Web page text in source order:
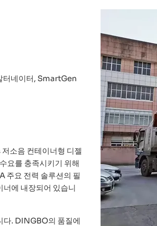
네이터, SmartGen
소음 컨테이너형 디젤
요를 충족시키기 위해
주요 전력 솔루션의 필
에 내장되어 있습니
다. DINGBO의 품질에